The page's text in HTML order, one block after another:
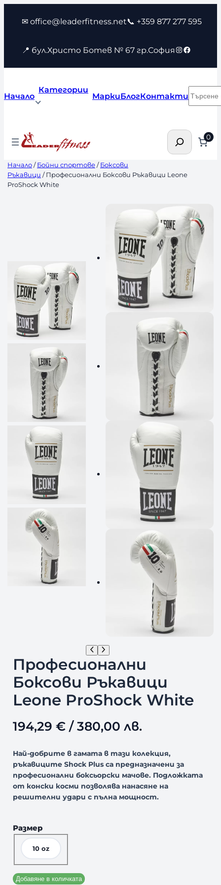
съдържанието
✉ office@leaderfitness.net📞 +359 877 277 595
📍 бул.Христо Ботев № 67 гр.София Instagram
Facebook
Начало
Категории
МаркиБлогКонтакти
Търсене 0
Начало/Бойни спортове/Боксови
Ръкавици / Професионални Боксови Ръкавици Leone
ProShock White
Професионални
Боксови Ръкавици
Leone ProShock White
194,29 €/ 380,00 лв.
Най-добрите в гамата в тази колекция,
ръкавиците Shock Plus са предназначени за
професионални боксьорски мачове. Подложката
от конски косми позволява нанасяне на
решителни удари с пълна мощност.
Размер
10 oz
Добавяне в количката